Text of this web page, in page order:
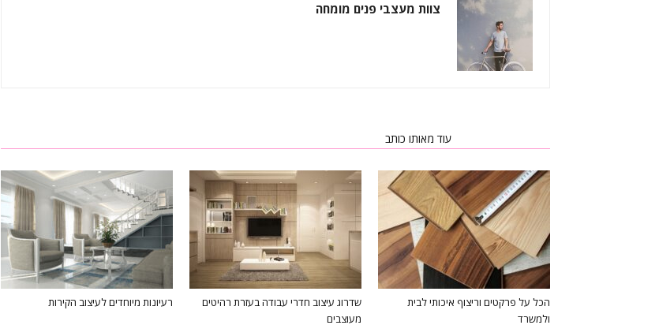
צוות מעצבי פנים מומחה
עוד מאותו כותב
הכל על פרקטים וריצוף איכותי לבית
ולמשרד
שדרוג עיצוב חדרי עבודה בעזרת רהיטים
מעוצבים
רעיונות מיוחדים לעיצוב הקירות